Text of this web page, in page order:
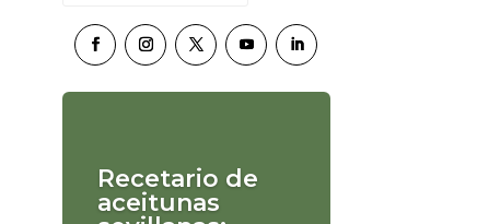
Recetario de
aceitunas